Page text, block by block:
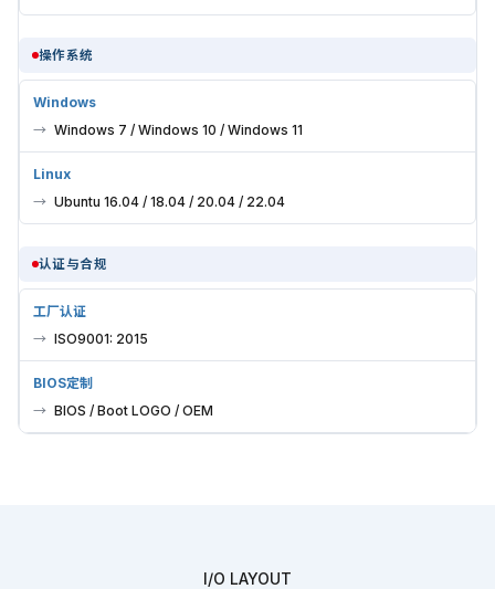
操作系统
Windows
Windows 7 / Windows 10 / Windows 11
Linux
Ubuntu 16.04 / 18.04 / 20.04 / 22.04
认证与合规
工厂认证
ISO9001: 2015
BIOS定制
BIOS / Boot LOGO / OEM
I/O LAYOUT